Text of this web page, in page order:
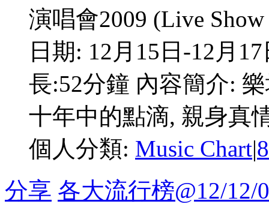
演唱會2009 (Live
日期: 12月15日-12月
長:52分鐘 內容簡介:
十年中的點滴, 親身真
個人分類: Music Chart|
分享 各大流行榜@12/12/